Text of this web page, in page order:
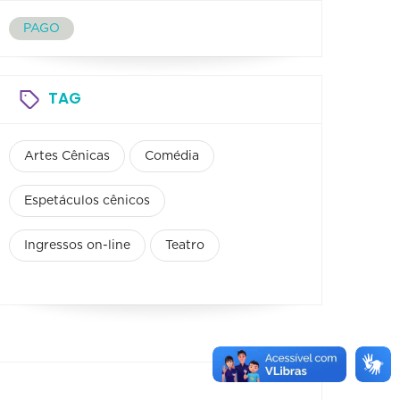
PAGO
TAG
Artes Cênicas Comédia
Espetáculos cênicos
Ingressos on-line Teatro